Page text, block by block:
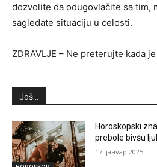
dozvolite da odugovlačite sa tim,
sagledate situaciju u celosti.
ZDRAVLJE – Ne preterujte kada
Još...
Horoskopski
prebole bivšu
17. јануар 2025.